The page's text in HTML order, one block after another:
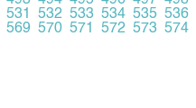
531 532 533 534 535 536
569 570 571 572 573 574